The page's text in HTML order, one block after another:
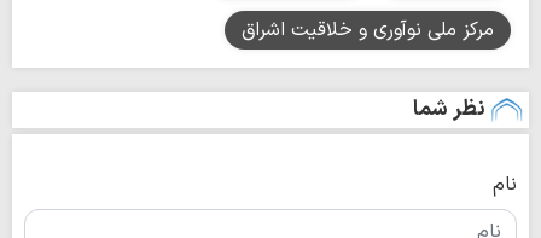
مرکز ملی نوآوری و خلاقیت اشراق
نظر شما
نام